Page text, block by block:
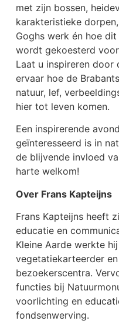
met zijn bossen,
karakteristieke
Goghs werk én hoe
wordt gekoesterd
Laat u inspireren door
ervaar hoe de
natuur, lef,
hier tot leven komen.
Een inspirerende
geïnteresseerd is in
de blijvende invloed
harte welkom!
Over Frans Kapteijns
Frans Kapteijns heeft
educatie en
Kleine Aarde werkte
vegetatiekarteerder
bezoekerscentra.
functies bij
voorlichting en
fondsenwerving.